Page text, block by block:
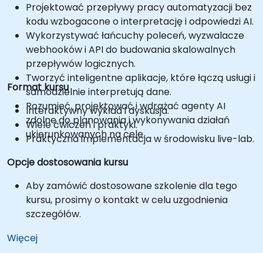
Projektować przepływy pracy automatyzacji bez
kodu wzbogacone o interpretację i odpowiedzi AI.
Wykorzystywać łańcuchy poleceń, wyzwalacze
webhooków i API do budowania skalowalnych
przepływów logicznych.
Tworzyć inteligentne aplikacje, które łączą usługi i
samodzielnie interpretują dane.
Rozumieć, projektować i wdrażać agenty AI
zdolne do planowania i wykonywania działań
ukierunkowanych na cele.
Format kursu
Interaktywny wykład i dyskusja.
Wiele ćwiczeń i praktyki.
Praktyczna implementacja w środowisku live-lab.
Opcje dostosowania kursu
Aby zamówić dostosowane szkolenie dla tego
kursu, prosimy o kontakt w celu uzgodnienia
szczegółów.
Więcej